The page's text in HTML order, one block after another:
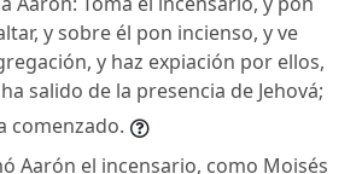
y sobre él pon incienso, y ve
y haz expiación por ellos,
salido de la presencia de Jehová;
comenzado.
Aarón el incensario, como Moisés